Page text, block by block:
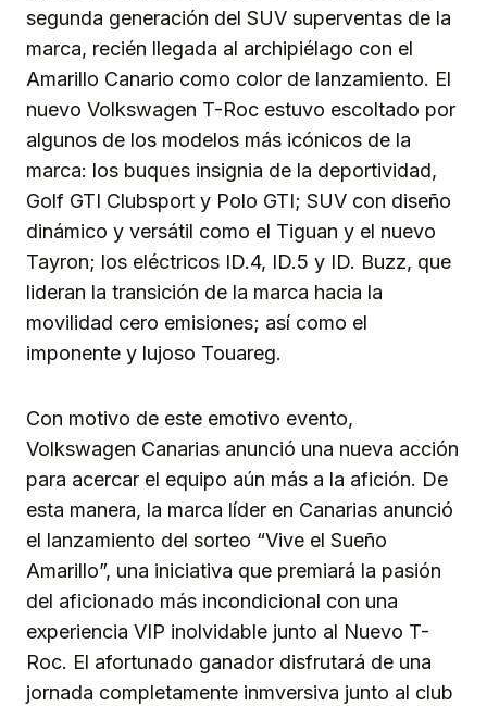
segunda generación del SUV superventas de la
marca, recién llegada al archipiélago con el
Amarillo Canario como color de lanzamiento. El
nuevo Volkswagen T-Roc estuvo escoltado por
algunos de los modelos más icónicos de la
marca: los buques insignia de la deportividad,
Golf GTI Clubsport y Polo GTI; SUV con diseño
dinámico y versátil como el Tiguan y el nuevo
Tayron; los eléctricos ID.4, ID.5 y ID. Buzz, que
lideran la transición de la marca hacia la
movilidad cero emisiones; así como el
imponente y lujoso Touareg.
Con motivo de este emotivo evento,
Volkswagen Canarias anunció una nueva acción
para acercar el equipo aún más a la afición. De
esta manera, la marca líder en Canarias anunció
el lanzamiento del sorteo “Vive el Sueño
Amarillo”, una iniciativa que premiará la pasión
del aficionado más incondicional con una
experiencia VIP inolvidable junto al Nuevo T-
Roc. El afortunado ganador disfrutará de una
jornada completamente inmversiva junto al club